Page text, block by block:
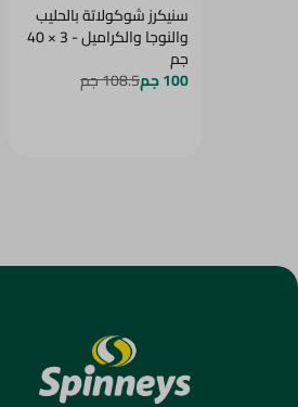
سنيكرز شوكولاتة بالحليب
والنوجا والكراميل - 3 × 40
جم
100 جم 108.5 جم